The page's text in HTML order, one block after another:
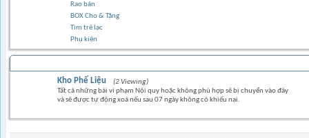
Rao bán
BOX Cho & Tặng
Tìm trẻ lạc
Phụ kiện
Kho Phế Liệu
(2 Viewing)
Tất cả những bài vi phạm Nội quy hoặc không phù hợp sẽ bị chuyển vào đây
và sẽ được tự động xoá nếu sau 07 ngày không có khiếu nại.